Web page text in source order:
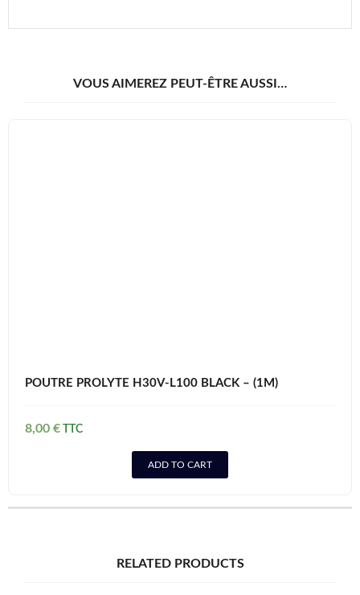
VOUS AIMEREZ PEUT-ÊTRE AUSSI…
POUTRE PROLYTE H30V-L100 BLACK – (1M)
8,00 €
ADD TO CART
RELATED PRODUCTS